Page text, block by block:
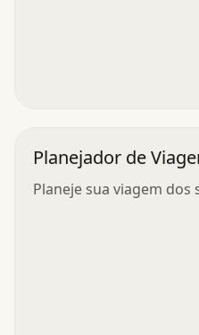
Planejador de
Planeje sua viagem